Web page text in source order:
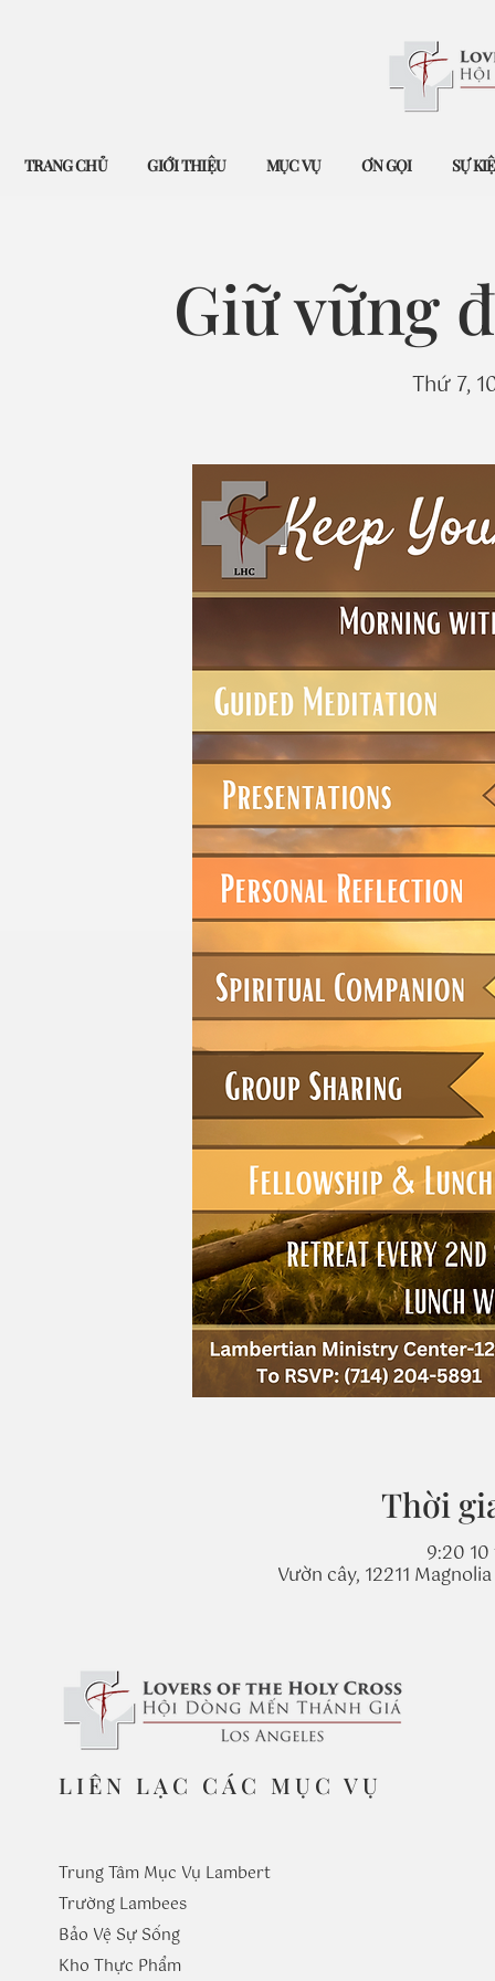
TRANG CHỦ GIỚI THIỆU MỤC VỤ ƠN GỌI SỰ
Giữ vững
Thứ 7,
Thời
9:20
Vườn cây, 12211
LIÊN LẠC CÁC MỤC VỤ
Trung Tâm Mục Vụ Lambert
Trường Lambees
Bảo Vệ Sự Sống
Kho Thực Phẩm